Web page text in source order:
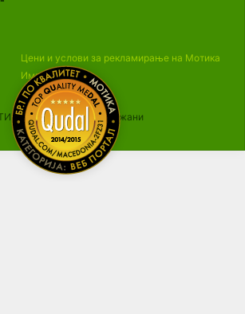
Цени и услови за рекламирање на Мотика
Импресум
Сите права се задржани